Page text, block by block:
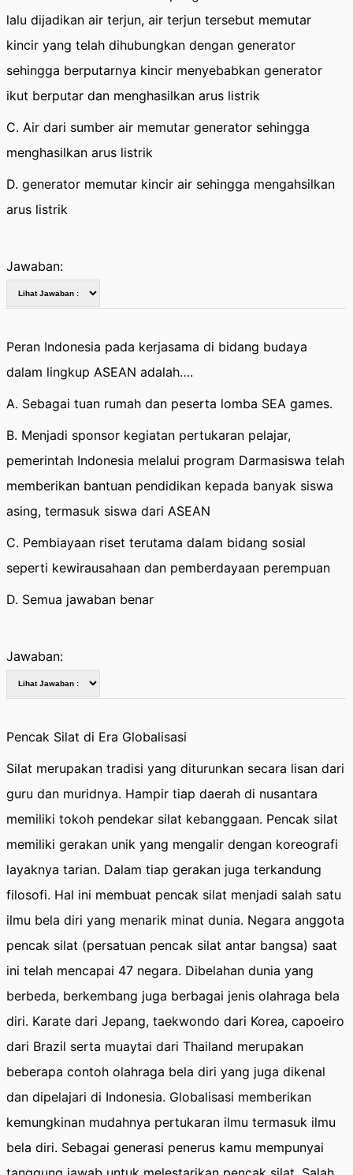
lalu dijadikan air terjun, air terjun tersebut memutar
kincir yang telah dihubungkan dengan generator
sehingga berputarnya kincir menyebabkan generator
ikut berputar dan menghasilkan arus listrik
C. Air dari sumber air memutar generator sehingga
menghasilkan arus listrik
D. generator memutar kincir air sehingga mengahsilkan
arus listrik
Jawaban:
Peran Indonesia pada kerjasama di bidang budaya
dalam lingkup ASEAN adalah….
A. Sebagai tuan rumah dan peserta lomba SEA games.
B. Menjadi sponsor kegiatan pertukaran pelajar,
pemerintah Indonesia melalui program Darmasiswa telah
memberikan bantuan pendidikan kepada banyak siswa
asing, termasuk siswa dari ASEAN
C. Pembiayaan riset terutama dalam bidang sosial
seperti kewirausahaan dan pemberdayaan perempuan
D. Semua jawaban benar
Jawaban:
Pencak Silat di Era Globalisasi
Silat merupakan tradisi yang diturunkan secara lisan dari
guru dan muridnya. Hampir tiap daerah di nusantara
memiliki tokoh pendekar silat kebanggaan. Pencak silat
memiliki gerakan unik yang mengalir dengan koreografi
layaknya tarian. Dalam tiap gerakan juga terkandung
filosofi. Hal ini membuat pencak silat menjadi salah satu
ilmu bela diri yang menarik minat dunia. Negara anggota
pencak silat (persatuan pencak silat antar bangsa) saat
ini telah mencapai 47 negara. Dibelahan dunia yang
berbeda, berkembang juga berbagai jenis olahraga bela
diri. Karate dari Jepang, taekwondo dari Korea, capoeiro
dari Brazil serta muaytai dari Thailand merupakan
beberapa contoh olahraga bela diri yang juga dikenal
dan dipelajari di Indonesia. Globalisasi memberikan
kemungkinan mudahnya pertukaran ilmu termasuk ilmu
bela diri. Sebagai generasi penerus kamu mempunyai